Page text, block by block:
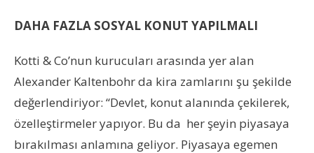
DAHA FAZLA SOSYAL KONUT YAPILMALI
Kotti & Co’nun kurucuları arasında yer alan
Alexander Kaltenbohr da kira zamlarını şu şekilde
değerlendiriyor: “Devlet, konut alanında çekilerek,
özelleştirmeler yapıyor. Bu da her şeyin piyasaya
bırakılması anlamına geliyor. Piyasaya egemen